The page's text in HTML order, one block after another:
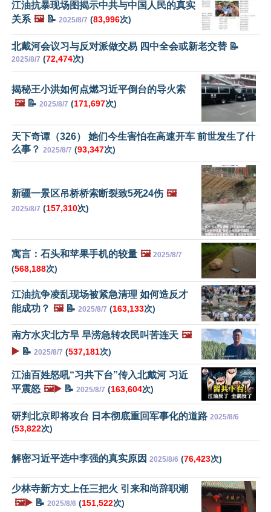
江油抗暴现场图揭示中共与中国人民的真实
关系 🖼️📝 2025/8/7 (83,996次)
北戴河会议习与反对派做交易 四中全会或新老交替 📝
2025/8/7 (72,474次)
揭秘王小洪如何点燃习近平倒台的导火索
🖼️📝 2025/8/7 (171,697次)
天下奇谭（326） 她们今生害怕在高速开车 前世发生了什
么事？ 2025/8/7 (93,347次)
新疆一景区吊桥桥索断裂致5死24伤 🖼️
2025/8/7 (157,310次)
寓言：石头和苹果手机的较量 🖼️ 2025/8/7
(568,188次)
江油抗争凌乱现场被紧急清理 如何造反才
能成功？ 🖼️📝 2025/8/7 (163,133次)
南方水灾北方旱 旱涝急转农民叫苦连天 🖼️
▶️ 📝 2025/8/7 (537,181次)
江油百姓怒吼“习共下台”传入北戴河 习近
平震怒 🖼️▶️ 📝 2025/8/7 (163,604次)
研判北京即将攻台 日本彻底重回军事化的道路 2025/8/6
(53,822次)
解密习近平选中李强的真实原因 2025/8/6 (76,423次)
少林寺新方丈上任三把火 引来和尚辞职潮
🖼️▶️ 📝 2025/8/6 (151,522次)